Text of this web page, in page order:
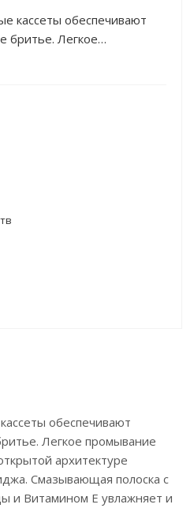
кассеты обеспечивают
бритье. Легкое
благодаря открытой
обеспечивают
Легкое промывание
архитектуре
Смазывающая полоска с
и Витамином Е увлажняет и